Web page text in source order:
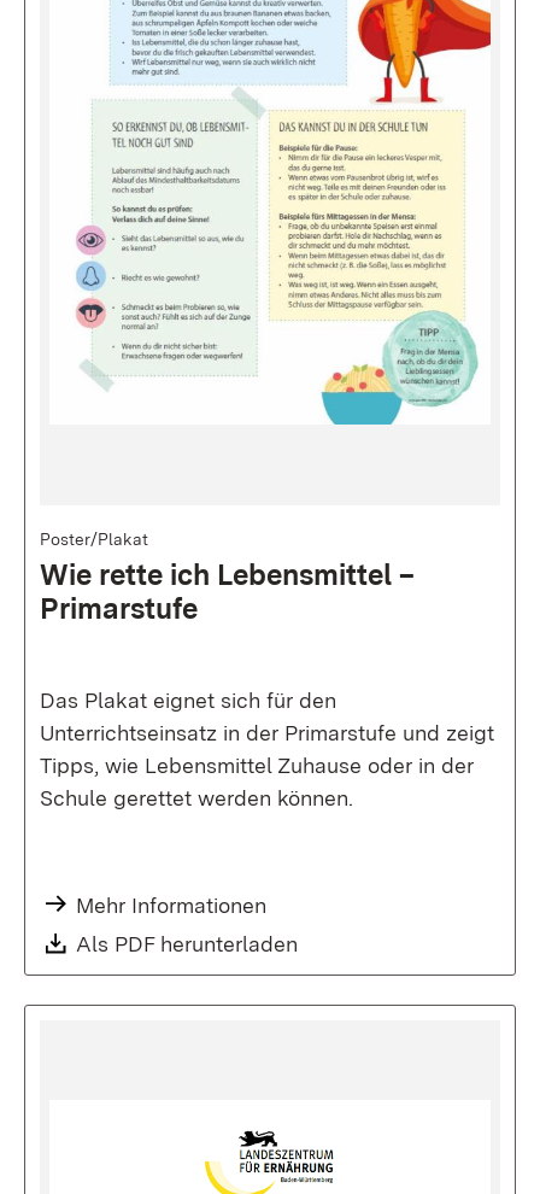
Poster/Plakat
Wie rette ich Lebensmittel –
Primarstufe
Das Plakat eignet sich für den
Unterrichtseinsatz in der Primarstufe und zeigt
Tipps, wie Lebensmittel Zuhause oder in der
Schule gerettet werden können.
Mehr Informationen
Als PDF herunterladen